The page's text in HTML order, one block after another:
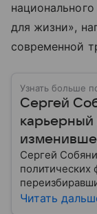
для жизни»,
современной
Узнать больше
Сергей
карьерный
Сергей
биографию
Читать